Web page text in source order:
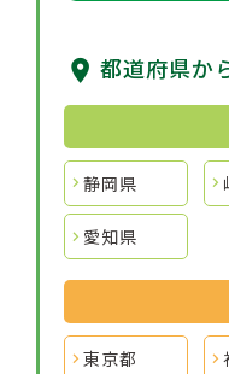
都道府県か
静岡県
愛知県
東京都